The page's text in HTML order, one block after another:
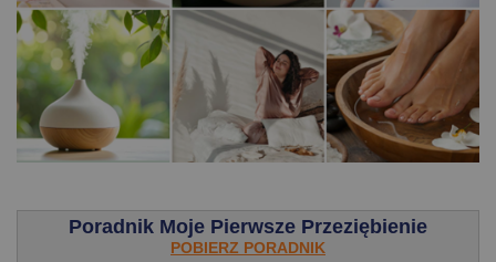
Poradnik Moje Pierwsze Przeziębienie
POBIERZ PORADNIK